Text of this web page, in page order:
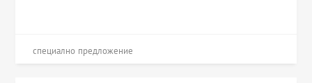
специално предложение